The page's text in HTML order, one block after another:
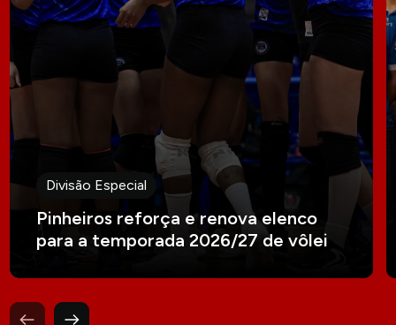
Divisão Especial
Pinheiros reforça e renova elenco
para a temporada 2026/27 de vôlei